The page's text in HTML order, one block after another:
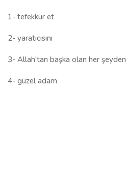
1- tefekkür et
2- yaratıcısını
3- Allah'tan başka olan her şeyden
4- güzel adam